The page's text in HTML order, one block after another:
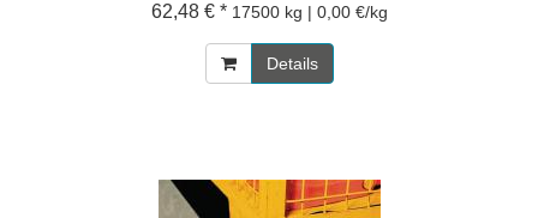
62,48 € * 17500 kg | 0,00 €/kg
Details